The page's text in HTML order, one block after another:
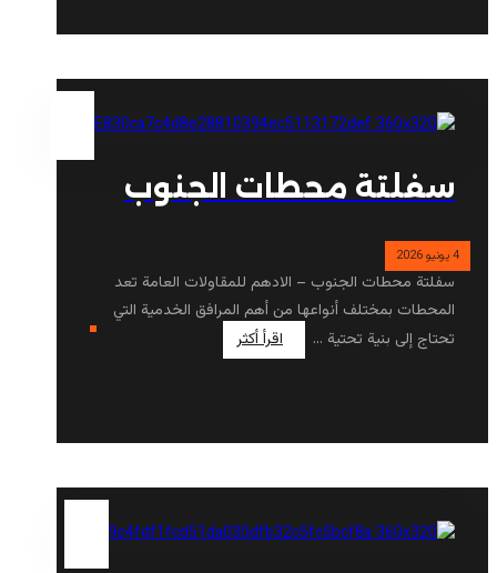
سفلتة محطات الجنوب
4 يونيو 2026
سفلتة محطات الجنوب – الادهم للمقاولات العامة تعد
المحطات بمختلف أنواعها من أهم المرافق الخدمية التي
تحتاج إلى بنية تحتية ...
اقرأ أكثر